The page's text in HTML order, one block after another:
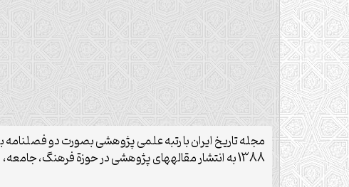
مجله تاريخ ايران با رتبه علمی پژوهشی بصورت دو
1388 به انتشار مقاله‏های پژوهشی در حوزة فرهنگ، جامعه، اقتصاد، سیاست و مناسبات خارجی ایران با نگرش تحلیلی تاریخی می‏ پردازد.